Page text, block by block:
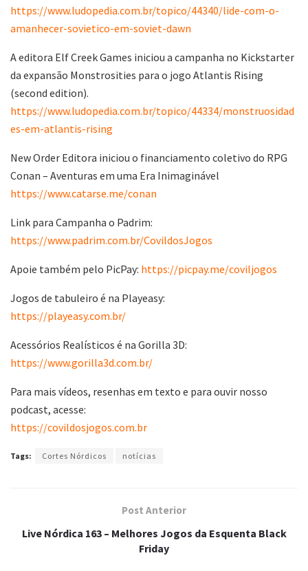
https://www.ludopedia.com.br/topico/44340/lide-com-o-
amanhecer-sovietico-em-soviet-dawn
A editora Elf Creek Games iniciou a campanha no Kickstarter
da expansão Monstrosities para o jogo Atlantis Rising
(second edition).
https://www.ludopedia.com.br/topico/44334/monstruosidad
es-em-atlantis-rising
New Order Editora iniciou o financiamento coletivo do RPG
Conan – Aventuras em uma Era Inimaginável
https://www.catarse.me/conan
Link para Campanha o Padrim:
https://www.padrim.com.br/CovildosJogos
Apoie também pelo PicPay: https://picpay.me/coviljogos
Jogos de tabuleiro é na Playeasy:
https://playeasy.com.br/
Acessórios Realísticos é na Gorilla 3D:
https://www.gorilla3d.com.br/
Para mais vídeos, resenhas em texto e para ouvir nosso
podcast, acesse:
https://covildosjogos.com.br
Tags: Cortes Nórdicos notícias
Post Anterior
Live Nórdica 163 – Melhores Jogos da Esquenta Black
Friday